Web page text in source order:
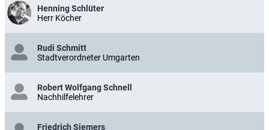
Henning Schlüter
Herr Köcher
Rudi Schmitt
Stadtverordneter Umgarten
Robert Wolfgang Schnell
Nachhilfelehrer
Friedrich Siemers